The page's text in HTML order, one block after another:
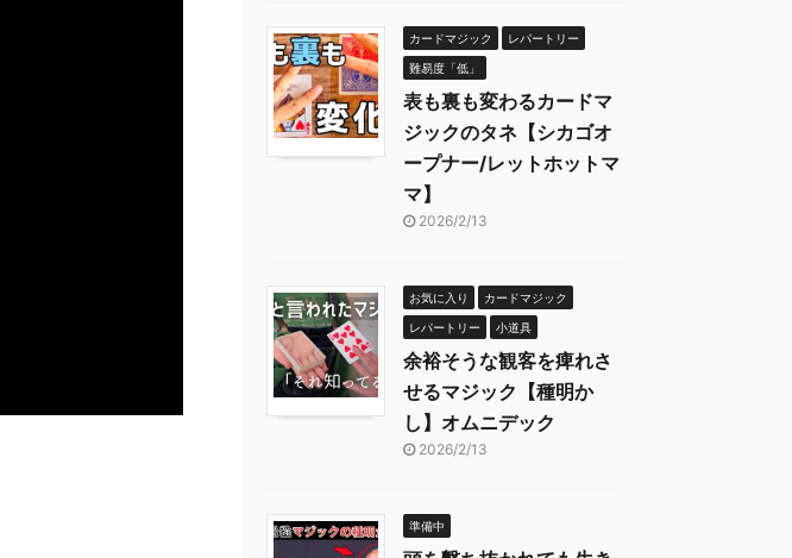
カードマジック レパートリー
難易度「低」
表も裏も変わるカードマ
ジックのタネ【シカゴオ
ープナー/レットホットマ
マ】
2026/2/13
お気に入り カードマジック
レパートリー 小道具
余裕そうな観客を痺れさ
せるマジック【種明か
し】オムニデック
2026/2/13
準備中